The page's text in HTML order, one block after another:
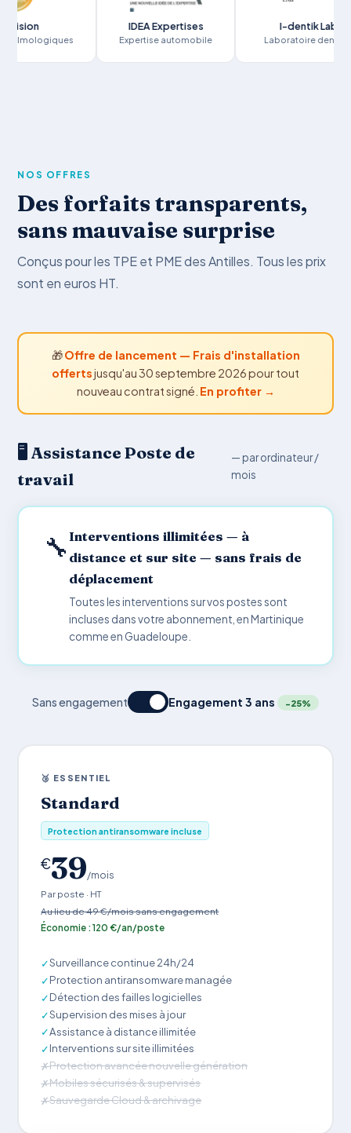
IDEA Expertises
Expertise automobile
I-dentik Lab
Laboratoire dentaire
NOS OFFRES
Des forfaits transparents,
sans mauvaise surprise
Conçus pour les TPE et PME des Antilles. Tous les prix
sont en euros HT.
🎁Offre de lancement — Frais d'installation
offertsjusqu'au 30 septembre 2026 pour tout
nouveau contrat signé. En profiter →
🖥️ Assistance Poste de
travail
— par ordinateur /
mois
🔧 Interventions illimitées — à
distance et sur site — sans frais de
déplacement
Toutes les interventions sur vos postes sont
incluses dans votre abonnement, en Martinique
comme en Guadeloupe.
Sans engagement Engagement 3 ans −25%
🥉 ESSENTIEL
Standard
Protection antiransomware incluse
€39/mois
Par poste · HT
Au lieu de 49 €/mois sans engagement
Économie : 120 €/an/poste
✓Surveillance continue 24h/24
✓Protection antiransomware managée
✓Détection des failles logicielles
✓Supervision des mises à jour
✓Assistance à distance illimitée
✓Interventions sur site illimitées
✗Protection avancée nouvelle génération
✗Mobiles sécurisés & supervisés
✗Sauvegarde Cloud & archivage